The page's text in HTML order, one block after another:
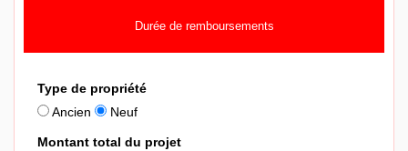
Durée de remboursements